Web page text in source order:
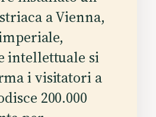
a Vienna,
intellettuale si
i visitatori a
200.000